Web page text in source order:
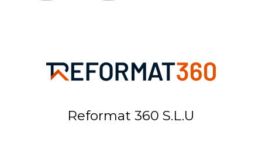
Reformat 360 S.L.U